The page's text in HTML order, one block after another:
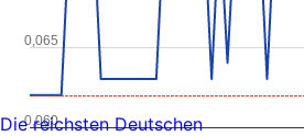
0,060
0,065
Die reichsten Deutschen